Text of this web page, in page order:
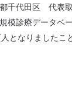
都千代田区 代表
模診療データベ
となりましたこ